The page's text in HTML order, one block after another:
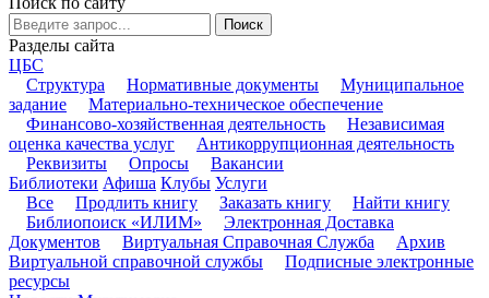
Поиск
Разделы сайта
ЦБС
Структура
Нормативные документы
Муниципальное
задание
Материально-техническое обеспечение
Финансово-хозяйственная деятельность
Независимая
оценка качества услуг
Антикоррупционная деятельность
Реквизиты
Опросы
Вакансии
Библиотеки Афиша Клубы Услуги
Все
Продлить книгу Заказать книгу
Найти книгу
Библиопоиск «ИЛИМ»
Электронная Доставка
Документов
Виртуальная Справочная Служба
Архив
Виртуальной справочной службы
Подписные электронные
ресурсы